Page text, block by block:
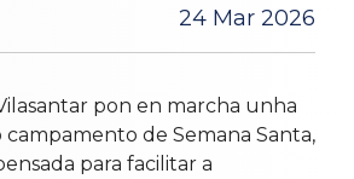
24 Mar 2026
pon en marcha unha
campamento de Semana Santa,
para facilitar a